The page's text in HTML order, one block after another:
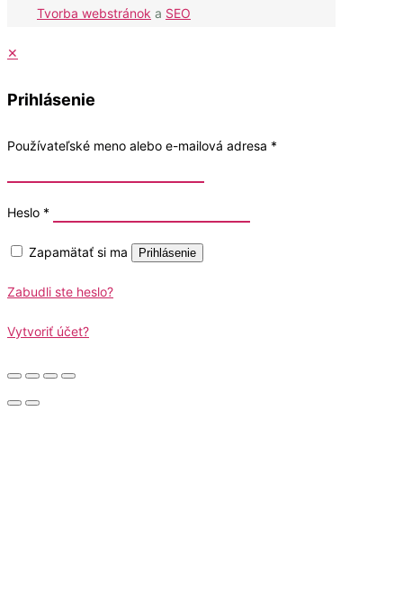
Tvorba webstránok a SEO
✕
Prihlásenie
Používateľské meno alebo e-mailová adresa *
Heslo *
Zapamätať si ma Prihlásenie
Zabudli ste heslo?
Vytvoriť účet?